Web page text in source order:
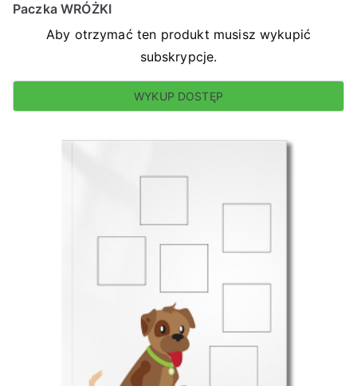
Paczka WRÓŻKI
Aby otrzymać ten produkt musisz wykupić
subskrypcje.
WYKUP DOSTĘP